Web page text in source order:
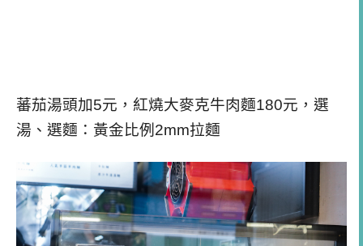
蕃茄湯頭加5元，紅燒大麥克牛肉麵180元，選
湯、選麵：黃金比例2mm拉麵